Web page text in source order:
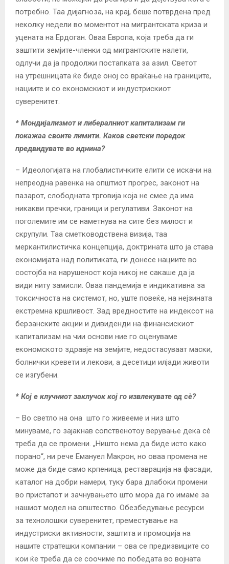
потребно. Таа дијагноза, на крај, беше потврдена пред
неколку недели во моментот на мигрантската криза и
уцената на Ердоган. Оваа Европа, која треба да ги
заштити земјите-членки од мигрантските налети,
одлучи да ја продолжи постапката за азил. Светот
на утрешницата ќе биде оној со враќање на границите,
нациите и со економскиот и индустрискиот
суверенитет.
* Мондијализмот и либералниот капитализам ги
покажаа своите лимити. Каков светски поредок
предвидувате во иднина?
– Идеологијата на глобалистичките елити се искачи на
непреодна равенка на општиот прогрес, законот на
пазарот, слободната трговија која не смее да има
никакви пречки, граници и регулативи. Законот на
поголемите им се наметнува на сите без милост и
скрупули. Таа сметководствена визија, таа
меркантилистичка концепција, доктрината што ја става
економијата над политиката, ги донесе нациите во
состојба на нарушеност која никој не сакаше да ја
види ниту замисли. Оваа пандемија е индикативна за
токсичноста на системот, но, уште повеќе, на нејзината
екстремна кршливост. Зад вредностите на индексот на
берзанските акции и дивиденди на финансискиот
капитализам на чии основи ние го оценуваме
економското здравје на земјите, недостасуваат маски,
болнички кревети и лекови, а десетици илјади животи
се изгубени.
* Кој е клучниот заклучок кој го извлекувате од сè?
– Во светло на она што го живееме и низ што
минуваме, го зајакнав сопственотоу верување дека сè
треба да се промени. „Ништо нема да биде исто како
порано“, ни рече Емануел Макрон, но оваа промена не
може да биде само крпеница, реставрација на фасади,
каталог на добри намери, туку бара длабоки промени
во пристапот и зачнувањето што мора да го имаме за
нашиот модел на општество. Обезбедување ресурси
за технолошки суверенитет, преместување на
индустриски активности, заштита и промоција на
нашите стратешки компании – ова се предизвиците со
кои ќе треба да се соочиме по победата во војната